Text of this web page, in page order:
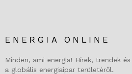
ENERGIA ONLINE
Minden, ami energia! Hírek, trendek
a globális energiaipar területéről.